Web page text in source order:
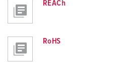
REACh
RoHS